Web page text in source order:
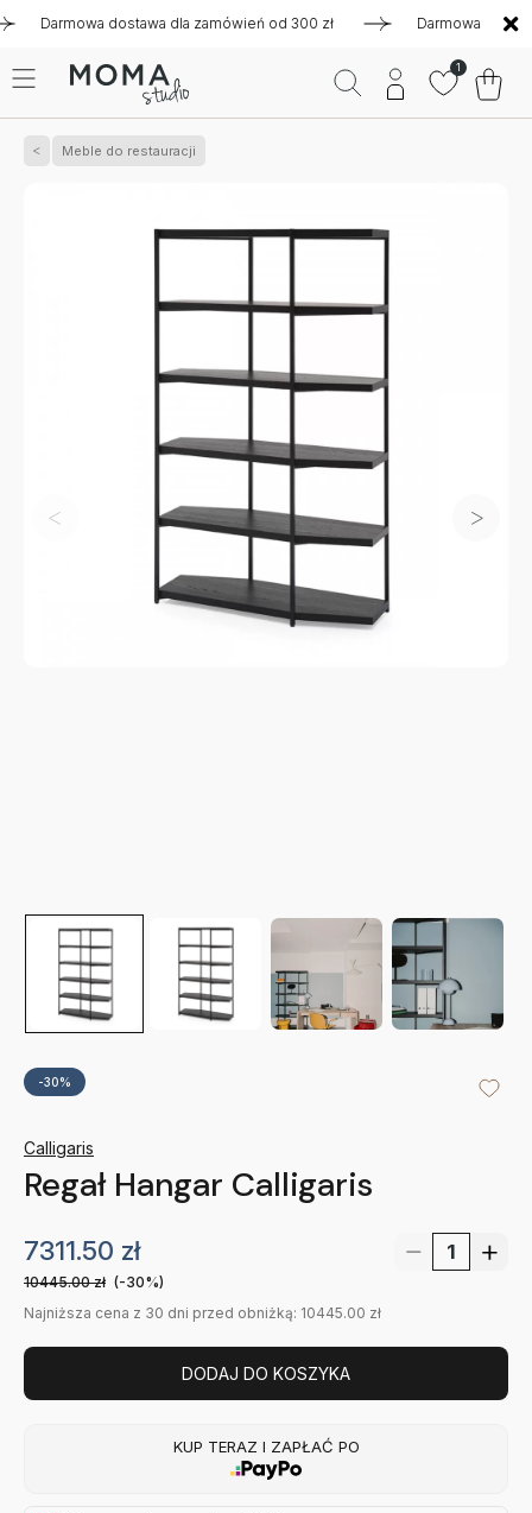
dostawa dla zamówień od 300 zł Darmowa dostawa
1
Meble do restauracji
-30%
Calligaris
Regał Hangar Calligaris
7311.50 zł
10445.00zł (-30%)
Najniższa cena z 30 dni przed obniżką: 10445.00 zł
DODAJ DO KOSZYKA
KUP TERAZ I ZAPŁAĆ PO